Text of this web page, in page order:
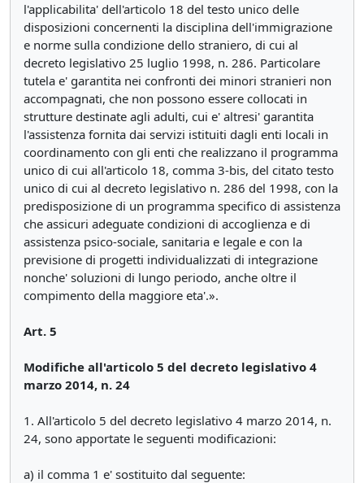
l'applicabilita' dell'articolo 18 del testo unico delle
disposizioni concernenti la disciplina dell'immigrazione
e norme sulla condizione dello straniero, di cui al
decreto legislativo 25 luglio 1998, n. 286. Particolare
tutela e' garantita nei confronti dei minori stranieri non
accompagnati, che non possono essere collocati in
strutture destinate agli adulti, cui e' altresi' garantita
l'assistenza fornita dai servizi istituiti dagli enti locali in
coordinamento con gli enti che realizzano il programma
unico di cui all'articolo 18, comma 3-bis, del citato testo
unico di cui al decreto legislativo n. 286 del 1998, con la
predisposizione di un programma specifico di assistenza
che assicuri adeguate condizioni di accoglienza e di
assistenza psico-sociale, sanitaria e legale e con la
previsione di progetti individualizzati di integrazione
nonche' soluzioni di lungo periodo, anche oltre il
compimento della maggiore eta'.».
Art. 5
Modifiche all'articolo 5 del decreto legislativo 4
marzo 2014, n. 24
1. All'articolo 5 del decreto legislativo 4 marzo 2014, n.
24, sono apportate le seguenti modificazioni:
a) il comma 1 e' sostituito dal seguente: